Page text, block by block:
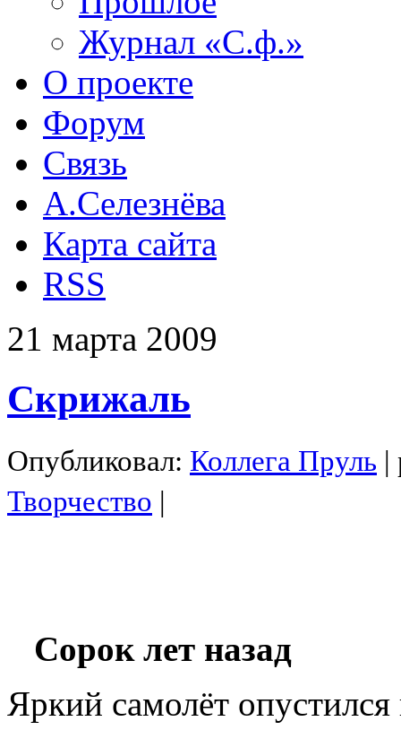
Журнал «С.ф.»
О проекте
Форум
Связь
А.Селезнёва
Карта сайта
RSS
21 марта 2009
Скрижаль
Опубликовал: Коллега Пруль |
Творчество |
Сорок лет назад
Яркий самолёт